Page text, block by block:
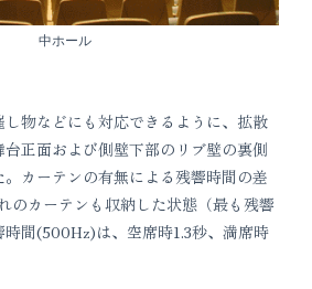
中ホール
物などにも対応できるように、拡散
正面および側壁下部のリブ壁の裏側
カーテンの有無による残響時間の差
のカーテンも収納した状態（最も残響
間(500Hz)は、空席時1.3秒、満席時